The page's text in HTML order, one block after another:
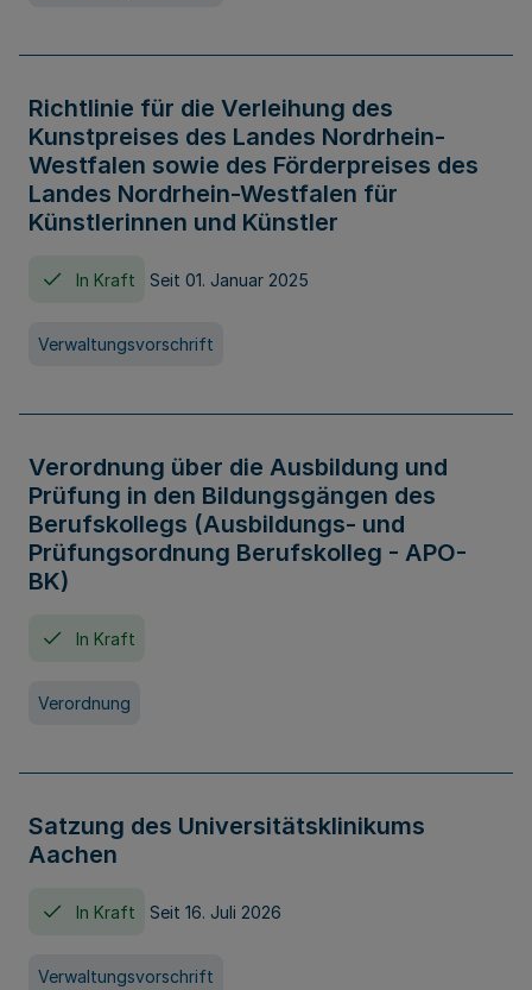
Richtlinie für die Verleihung des
Kunstpreises des Landes Nordrhein-
Westfalen sowie des Förderpreises des
Landes Nordrhein-Westfalen für
Künstlerinnen und Künstler
In Kraft Seit 01. Januar 2025
Verwaltungsvorschrift
Verordnung über die Ausbildung und
Prüfung in den Bildungsgängen des
Berufskollegs (Ausbildungs- und
Prüfungsordnung Berufskolleg - APO-
BK)
In Kraft
Verordnung
Satzung des Universitätsklinikums
Aachen
In Kraft Seit 16. Juli 2026
Verwaltungsvorschrift